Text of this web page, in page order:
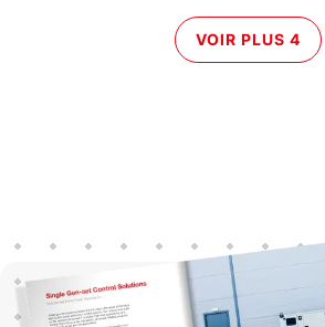
charge, garantissant ainsi une
principale fiable.
VOIR PLUS 4